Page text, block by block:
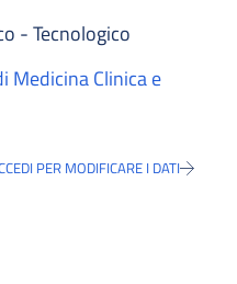
- Tecnologico
Medicina Clinica e
PER MODIFICARE I DATI